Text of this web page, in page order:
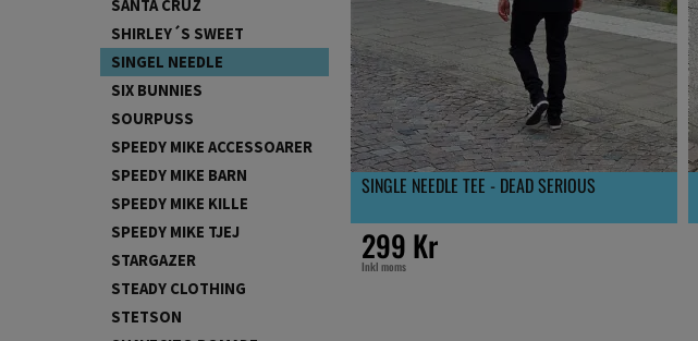
SANTA CRUZ
SHIRLEY´S SWEET
SINGEL NEEDLE
SIX BUNNIES
SOURPUSS
SPEEDY MIKE ACCESSOARER
SPEEDY MIKE BARN
SPEEDY MIKE KILLE
SPEEDY MIKE TJEJ
STARGAZER
STEADY CLOTHING
STETSON
SINGLE NEEDLE TEE - DEAD SERIOUS
299 Kr
Inkl moms